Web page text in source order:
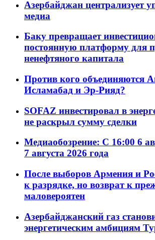
Азербайджан централизует
медиа
Баку превращает
постоянную платформу для
ненефтяного капитала
Против кого объединяются
Исламабад и Эр-Рияд?
SOFAZ инвестировал в
не раскрыл сумму сделки
Медиаобозрение: С 16:00 6
7 августа 2026 года
После выборов Армения и
к разрядке, но возврат к
маловероятен
Азербайджанский газ
энергетическим амбициям